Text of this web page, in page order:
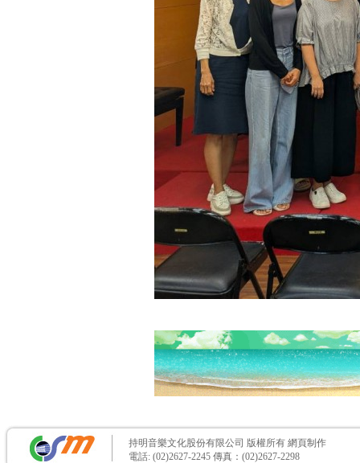
持明音樂文化股份有限公司 版權所有 網頁制作
電話: (02)2627-2245 傳真：(02)2627-2298